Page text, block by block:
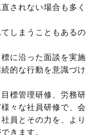
されない場合も多く
しまうこともあるの
に沿った面談を実施
的な行動を意識づけ
標管理研修、労務研
々な社員研修で、会
員とその力を、より
きます。